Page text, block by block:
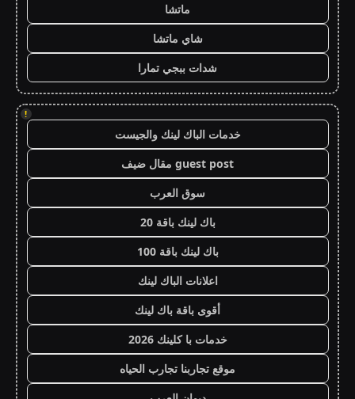
ماتشا
شاي ماتشا
شدات ببجي تمارا
!
خدمات الباك لينك والجيست
guest post مقال ضيف
سوق العرب
باك لينك باقة 20
باك لينك باقة 100
اعلانات الباك لينك
أقوى باقة باك لينك
خدمات با كلينك 2026
موقع تجاربنا تجارب الحياه